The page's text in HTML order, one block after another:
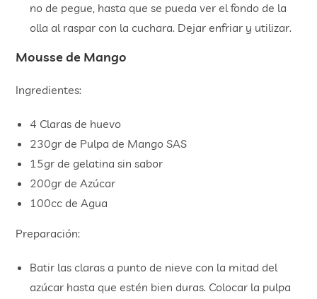
no de pegue, hasta que se pueda ver el fondo de la
olla al raspar con la cuchara. Dejar enfriar y utilizar.
Mousse de Mango
Ingredientes:
4 Claras de huevo
230gr de Pulpa de Mango SAS
15gr de gelatina sin sabor
200gr de Azúcar
100cc de Agua
Preparación:
Batir las claras a punto de nieve con la mitad del
azúcar hasta que estén bien duras. Colocar la pulpa